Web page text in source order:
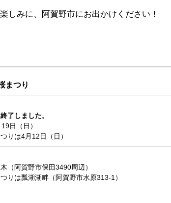
しみに、阿賀野市にお出かけください！
まつり
了しました。
日（日）
りは4月12日（日）
（阿賀野市保田3490周辺）
りは瓢湖湖畔（阿賀野市水原313-1）